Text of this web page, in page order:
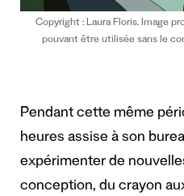
Copyright : Laura Floris. Image
pouvant être utilisée sans le
Pendant cette même
heures assise à son
expérimenter de
conception, du crayon